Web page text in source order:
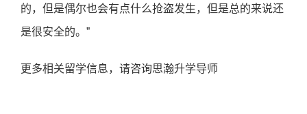
的，但是偶尔也会有点什么抢盗发生，但是总的来说还
是很安全的。”
更多相关留学信息，请咨询思瀚升学导师